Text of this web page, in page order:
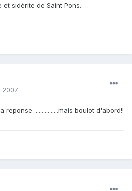
sidérite de Saint Pons.
2007
................mais boulot d'abord!!